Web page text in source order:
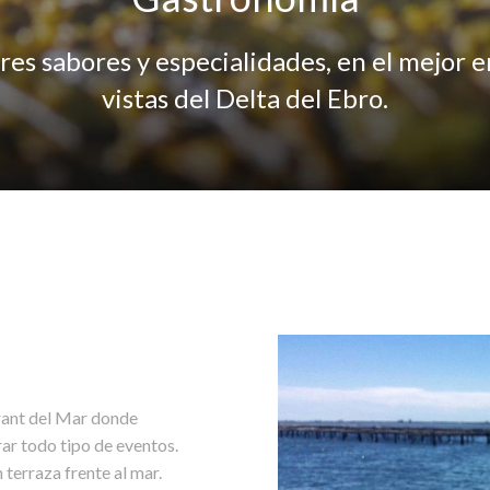
sabores y especialidades, en el mejor
vistas del Delta del Ebro.
del Mar donde
todo tipo de eventos.
terraza frente al mar.